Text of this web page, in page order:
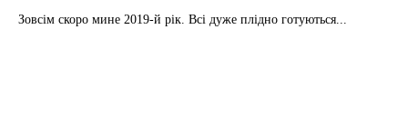
Зовсім скоро мине 2019-й рік. Всі дуже плідно готуються...